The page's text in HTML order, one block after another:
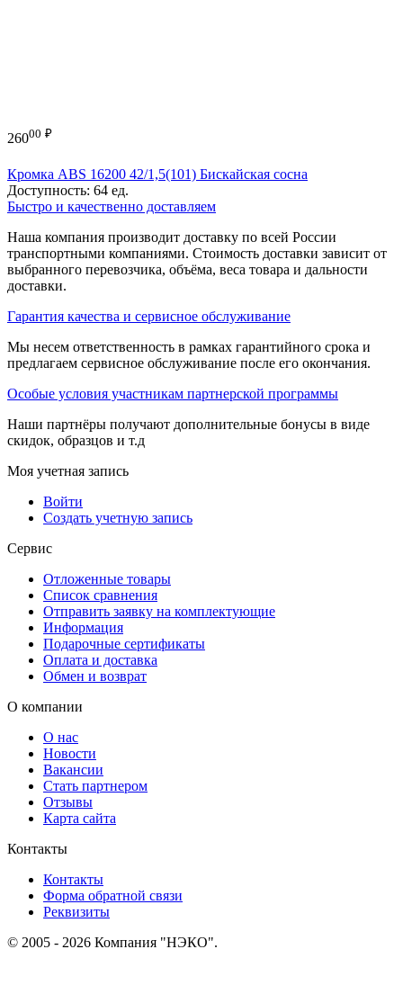
26000 ₽
Кромка ABS 16200 42/1,5(101) Бискайская сосна
Доступность: 64 ед.
Быстро и качественно доставляем
Наша компания производит доставку по всей России
транспортными компаниями. Стоимость доставки зависит от
выбранного перевозчика, объёма, веса товара и дальности
доставки.
Гарантия качества и сервисное обслуживание
Мы несем ответственность в рамках гарантийного срока и
предлагаем сервисное обслуживание после его окончания.
Особые условия участникам партнерской программы
Наши партнёры получают дополнительные бонусы в виде
скидок, образцов и т.д
Моя учетная запись
Войти
Создать учетную запись
Сервис
Отложенные товары
Список сравнения
Отправить заявку на комплектующие
Информация
Подарочные сертификаты
Оплата и доставка
Обмен и возврат
О компании
О нас
Новости
Вакансии
Стать партнером
Отзывы
Карта сайта
Контакты
Контакты
Форма обратной связи
Реквизиты
© 2005 - 2026 Компания "НЭКО".